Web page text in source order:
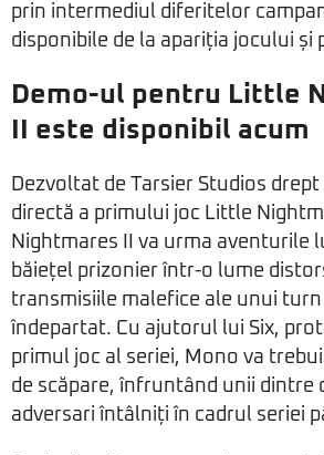
prin intermediul diferitelor
disponibile de la apariția jocului și
Demo-ul pentru Little
II este disponibil acum
Dezvoltat de Tarsier Studios
directă a primului joc Little
Nightmares II va urma aventurile
băiețel prizonier într-o lume
transmisiile malefice ale unui turn
îndepartat. Cu ajutorul lui Six,
primul joc al seriei, Mono va
de scăpare, înfruntând unii dintre
adversari întâlniți în cadrul seriei